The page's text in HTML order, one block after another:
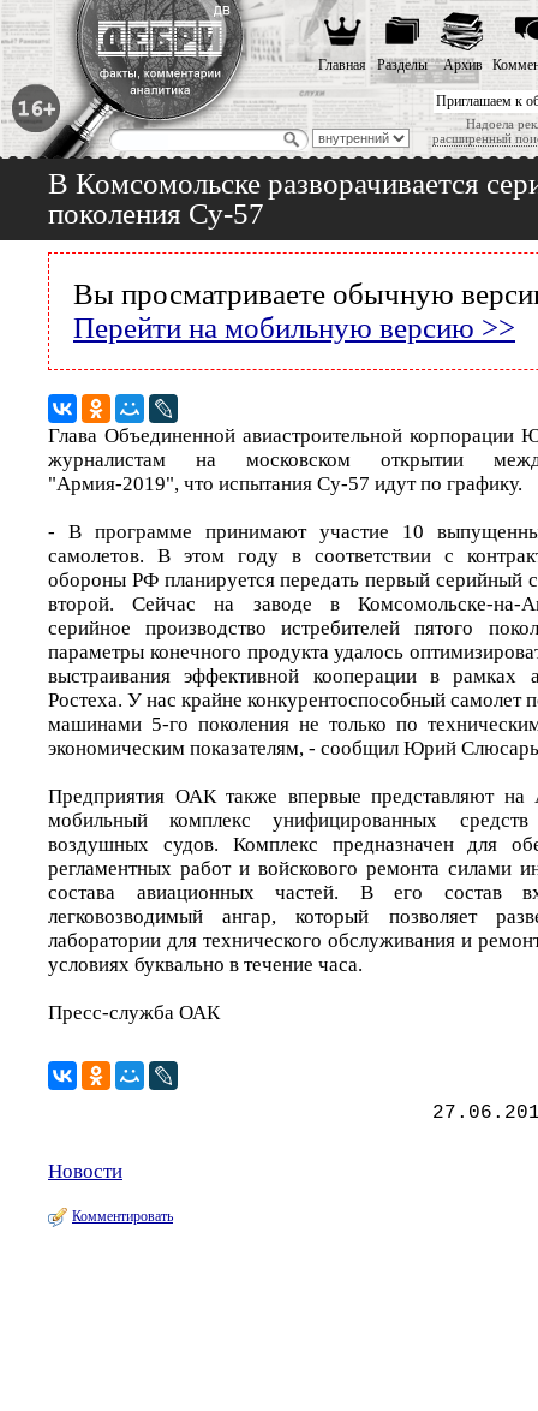
Приглашаем к
Надоела
расширенный
Главная Разделы Архив
В Комсомольске разворачивается
поколения Су-57
Вы просматриваете обычную
Перейти на мобильную версию >>
Глава Объединенной авиастроительной
журналистам на московском открытии
"Армия-2019", что испытания Су-57 идут по графику.
- В программе принимают участие 10
самолетов. В этом году в соответствии с
обороны РФ планируется передать первый серийный
второй. Сейчас на заводе в Комсомольске-на-
серийное производство истребителей пятого
параметры конечного продукта удалось
выстраивания эффективной кооперации в рамках
Ростеха. У нас крайне конкурентоспособный самолет
машинами 5-го поколения не только по
экономическим показателям, - сообщил Юрий
Предприятия ОАК также впервые представляют
мобильный комплекс унифицированных
воздушных судов. Комплекс предназначен для
регламентных работ и войскового ремонта силами
состава авиационных частей. В его состав
легковозводимый ангар, который позволяет
лаборатории для технического обслуживания и
условиях буквально в течение часа.
Пресс-служба ОАК
Новости
Комментировать